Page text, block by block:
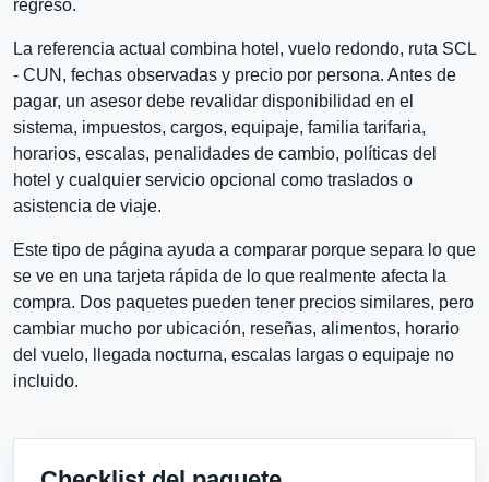
regreso.
La referencia actual combina hotel, vuelo redondo, ruta SCL
- CUN, fechas observadas y precio por persona. Antes de
pagar, un asesor debe revalidar disponibilidad en el
sistema, impuestos, cargos, equipaje, familia tarifaria,
horarios, escalas, penalidades de cambio, políticas del
hotel y cualquier servicio opcional como traslados o
asistencia de viaje.
Este tipo de página ayuda a comparar porque separa lo que
se ve en una tarjeta rápida de lo que realmente afecta la
compra. Dos paquetes pueden tener precios similares, pero
cambiar mucho por ubicación, reseñas, alimentos, horario
del vuelo, llegada nocturna, escalas largas o equipaje no
incluido.